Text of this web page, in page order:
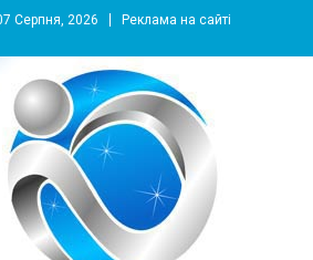
Серпня, 2026 Реклама на сайті
портал города Южный